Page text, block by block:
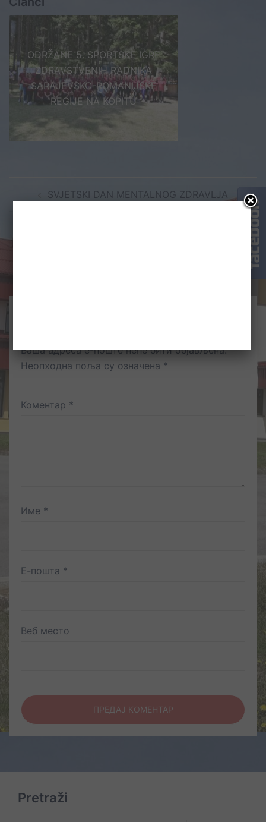
ODRŽANE 5. SPORTSKE IGRE
ZDRAVSTVENIH RADNIKA
SARAJEVSKO-ROMANIJSKE
REGIJE NA KOPITU
navigationSVJETSKI DAN MENTALNOG ZDRAVLJA
Ваша адреса е-поште неће бити објављена.
Неопходна поља су означена *
Коментар *
Име *
Е-пошта *
Веб место
Pretraži